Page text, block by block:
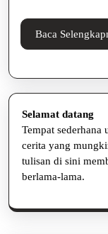
Baca
Selamat datang
Tempat sederhana
cerita yang
tulisan di sini
berlama-lama.